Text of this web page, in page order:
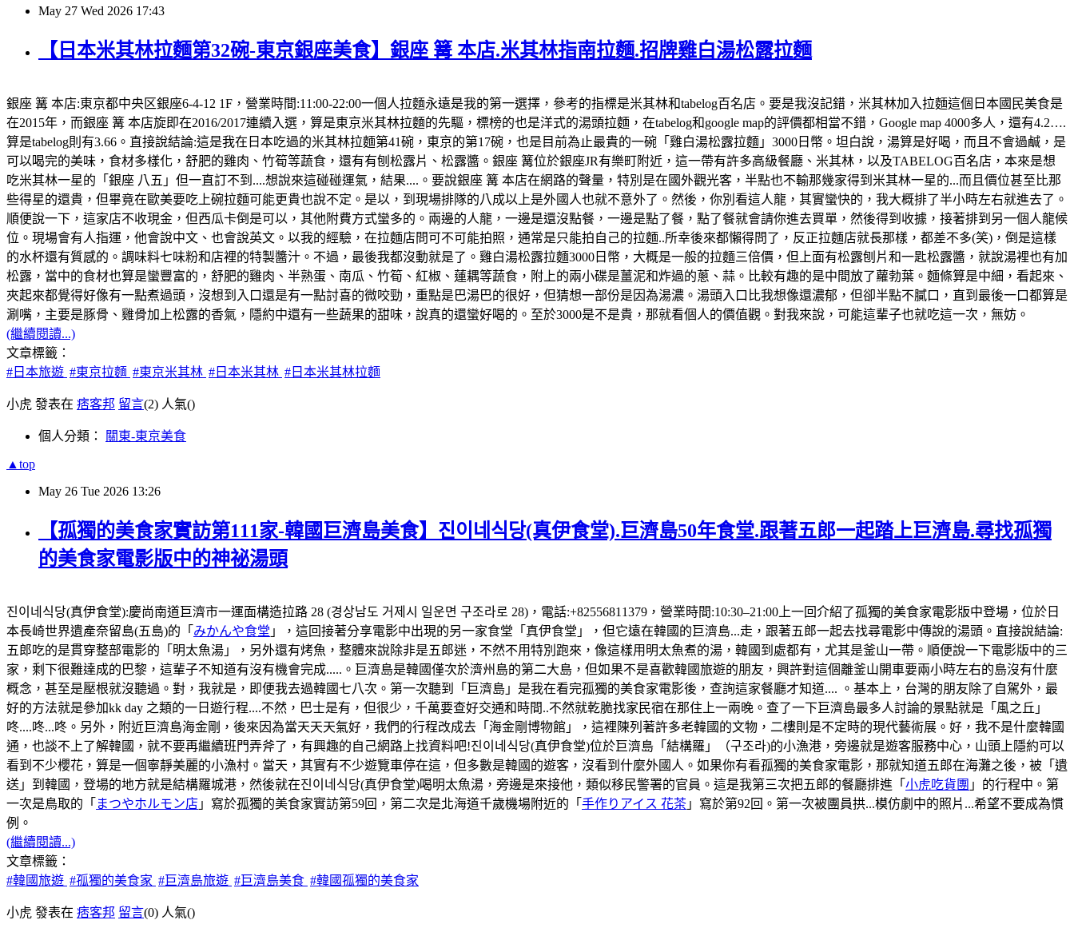
May 27 Wed 2026 17:43
【日本米其林拉麵第32碗-東京銀座美食】銀座 篝 本店.米其林指南拉麵.招牌雞白湯松露拉麵
銀座 篝 本店:東京都中央区銀座6-4-12 1F，營業時間:11:00-22:00一個人拉麵永遠是我的第一選擇，參考的指標是米其林和tabelog百名店。要是我沒記錯，米其林加入拉麵這個日本國民美食是
在2015年，而銀座 篝 本店旋即在2016/2017連續入選，算是東京米其林拉麵的先驅，標榜的也是洋式的湯頭拉麵，在tabelog和google map的評價都相當不錯，Google map 4000多人，還有4.2….
算是tabelog則有3.66。直接說結論:這是我在日本吃過的米其林拉麵第41碗，東京的第17碗，也是目前為止最貴的一碗「雞白湯松露拉麵」3000日幣。坦白說，湯算是好喝，而且不會過鹹，是
可以喝完的美味，食材多樣化，舒肥的雞肉、竹筍等蔬食，還有有刨松露片、松露醬。銀座 篝位於銀座JR有樂町附近，這一帶有許多高級餐廳、米其林，以及TABELOG百名店，本來是想
吃米其林一星的「銀座 八五」但一直訂不到....想說來這碰碰運氣，結果....。要說銀座 篝 本店在網路的聲量，特別是在國外觀光客，半點也不輸那幾家得到米其林一星的...而且價位甚至比那
些得星的還貴，但畢竟在歐美要吃上碗拉麵可能更貴也說不定。是以，到現場排隊的八成以上是外國人也就不意外了。然後，你別看這人龍，其實蠻快的，我大概排了半小時左右就進去了。
順便說一下，這家店不收現金，但西瓜卡倒是可以，其他附費方式蠻多的。兩邊的人龍，一邊是還沒點餐，一邊是點了餐，點了餐就會請你進去買單，然後得到收據，接著排到另一個人龍候
位。現場會有人指運，他會說中文、也會說英文。以我的經驗，在拉麵店問可不可能拍照，通常是只能拍自己的拉麵..所幸後來都懶得問了，反正拉麵店就長那樣，都差不多(笑)，倒是這樣
的水杯還有質感的。調味料七味粉和店裡的特製醬汁。不過，最後我都沒動就是了。雞白湯松露拉麵3000日幣，大概是一般的拉麵三倍價，但上面有松露刨片和一匙松露醬，就說湯裡也有加
松露，當中的食材也算是蠻豐富的，舒肥的雞肉、半熟蛋、南瓜、竹筍、紅椒、蓮耦等蔬食，附上的兩小碟是薑泥和炸過的蔥、蒜。比較有趣的是中間放了蘿勃葉。麵條算是中細，看起來、
夾起來都覺得好像有一點煮過頭，沒想到入口還是有一點討喜的微咬勁，重點是巴湯巴的很好，但猜想一部份是因為湯濃。湯頭入口比我想像還濃郁，但卻半點不膩口，直到最後一口都算是
涮嘴，主要是豚骨、雞骨加上松露的香氣，隱約中還有一些蔬果的甜味，說真的還蠻好喝的。至於3000是不是貴，那就看個人的價值觀。對我來說，可能這輩子也就吃這一次，無妨。
(繼續閱讀...)
文章標籤：
#日本旅遊 #東京拉麵 #東京米其林 #日本米其林 #日本米其林拉麵
小虎 發表在 痞客邦 留言(2) 人氣()
個人分類： 關東-東京美食
▲top
May 26 Tue 2026 13:26
【孤獨的美食家實訪第111家-韓國巨濟島美食】진이네식당(真伊食堂).巨濟島50年食堂.跟著五郎一起踏上巨濟島.尋找孤獨
的美食家電影版中的神祕湯頭
진이네식당(真伊食堂):慶尚南道巨濟市一運面構造拉路 28 (경상남도 거제시 일운면 구조라로 28)，電話:+82556811379，營業時間:10:30–21:00上一回介紹了孤獨的美食家電影版中登場，位於日
本長崎世界遺產奈留島(五島)的「 みかんや食堂 」，這回接著分享電影中出現的另一家食堂「真伊食堂」，但它遠在韓國的巨濟島...走，跟著五郎一起去找尋電影中傳說的湯頭。直接說結論:
五郎吃的是貫穿整部電影的「明太魚湯」，另外還有烤魚，整體來說除非是五郎迷，不然不用特別跑來，像這樣用明太魚煮的湯，韓國到處都有，尤其是釜山一帶。順便說一下電影版中的三
家，剩下很難達成的巴黎，這輩子不知道有沒有機會完成.....。巨濟島是韓國僅次於濟州島的第二大島，但如果不是喜歡韓國旅遊的朋友，興許對這個離釜山開車要兩小時左右的島沒有什麼
概念，甚至是壓根就沒聽過。對，我就是，即便我去過韓國七八次。第一次聽到「巨濟島」是我在看完孤獨的美食家電影後，查詢這家餐廳才知道.... 。基本上，台灣的朋友除了自駕外，最
好的方法就是參加kk day 之類的一日遊行程....不然，巴士是有，但很少，千萬要查好交通和時間..不然就乾脆找家民宿在那住上一兩晚。查了一下巨濟島最多人討論的景點就是「風之丘」
咚....咚...咚。另外，附近巨濟島海金剛，後來因為當天天天氣好，我們的行程改成去「海金剛博物館」，這裡陳列著許多老韓國的文物，二樓則是不定時的現代藝術展。好，我不是什麼韓國
通，也談不上了解韓國，就不要再繼續班門弄斧了，有興趣的自己網路上找資料吧!진이네식당(真伊食堂)位於巨濟島「結構羅」（구조라)的小漁港，旁邊就是遊客服務中心，山頭上隱約可以
看到不少櫻花，算是一個寧靜美麗的小漁村。當天，其實有不少遊覽車停在這，但多數是韓國的遊客，沒看到什麼外國人。如果你有看孤獨的美食家電影，那就知道五郎在海灘之後，被「遺
送」到韓國，登場的地方就是結構羅城港，然後就在진이네식당(真伊食堂)喝明太魚湯，旁邊是來接他，類似移民警署的官員。這是我第三次把五郎的餐廳排進「 小虎吃貨團 」的行程中。第
一次是鳥取的「 まつやホルモン店 」寫於孤獨的美食家實訪第59回，第二次是北海道千歲機場附近的「 手作りアイス 花茶 」寫於第92回。第一次被團員拱...模仿劇中的照片...希望不要成為慣
例。
(繼續閱讀...)
文章標籤：
#韓國旅遊 #孤獨的美食家 #巨濟島旅遊 #巨濟島美食 #韓國孤獨的美食家
小虎 發表在 痞客邦 留言(0) 人氣()